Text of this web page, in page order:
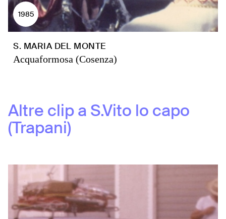
1985
S. MARIA DEL MONTE
Acquaformosa (Cosenza)
Altre clip a S.Vito lo capo
(Trapani)